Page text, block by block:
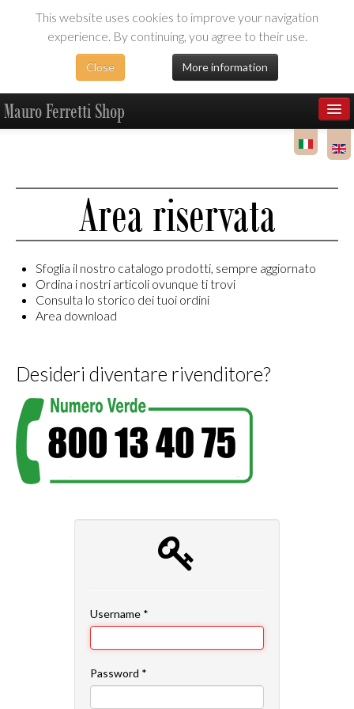
This website uses cookies to improve your navigation
experience. By continuing, you agree to their use.
Close More information
Mauro Ferretti Shop
Area riservata
Sfoglia il nostro catalogo prodotti, sempre aggiornato
Ordina i nostri articoli ovunque ti trovi
Consulta lo storico dei tuoi ordini
Area download
Desideri diventare rivenditore?
Username *
Password *